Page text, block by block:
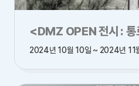
<DMZ OPEN 전시 : 통
2024년 10월 10일 ~ 2024년 11